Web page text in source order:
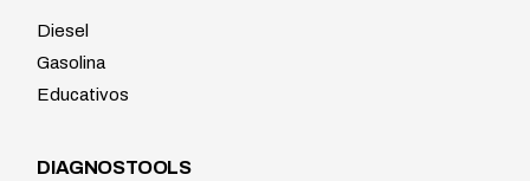
Diesel
Gasolina
Educativos
DIAGNOSTOOLS